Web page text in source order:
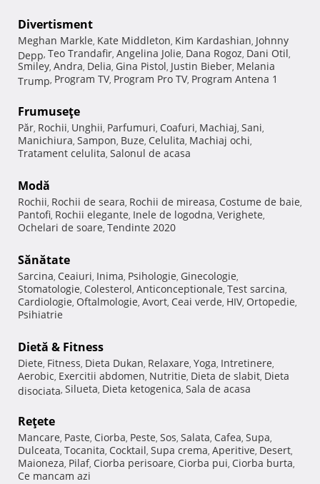
Divertisment
Meghan Markle, Kate Middleton, Kim Kardashian, Johnny
Depp, Teo Trandafir, Angelina Jolie, Dana Rogoz, Dani Otil,
Smiley, Andra, Delia, Gina Pistol, Justin Bieber, Melania
Trump, Program TV, Program Pro TV, Program Antena 1
Frumuseţe
Păr, Rochii, Unghii, Parfumuri, Coafuri, Machiaj, Sani,
Manichiura, Sampon, Buze, Celulita, Machiaj ochi,
Tratament celulita, Salonul de acasa
Modă
Rochii, Rochii de seara, Rochii de mireasa, Costume de baie,
Pantofi, Rochii elegante, Inele de logodna, Verighete,
Ochelari de soare, Tendinte 2020
Sănătate
Sarcina, Ceaiuri, Inima, Psihologie, Ginecologie,
Stomatologie, Colesterol, Anticonceptionale, Test sarcina,
Cardiologie, Oftalmologie, Avort, Ceai verde, HIV, Ortopedie,
Psihiatrie
Dietă & Fitness
Diete, Fitness, Dieta Dukan, Relaxare, Yoga, Intretinere,
Aerobic, Exercitii abdomen, Nutritie, Dieta de slabit, Dieta
disociata, Silueta, Dieta ketogenica, Sala de acasa
Reţete
Mancare, Paste, Ciorba, Peste, Sos, Salata, Cafea, Supa,
Dulceata, Tocanita, Cocktail, Supa crema, Aperitive, Desert,
Maioneza, Pilaf, Ciorba perisoare, Ciorba pui, Ciorba burta,
Ce mancam azi